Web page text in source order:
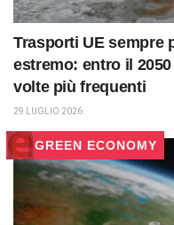
Trasporti UE sempre
estremo: entro il
volte più frequenti
29 LUGLIO 2026
GREEN ECONOMY